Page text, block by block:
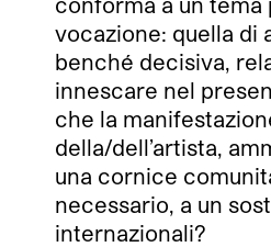
vocazione: quella di
benché decisiva,
innescare nel
che la
della/dell’artista,
una cornice
necessario, a un
internazionali?